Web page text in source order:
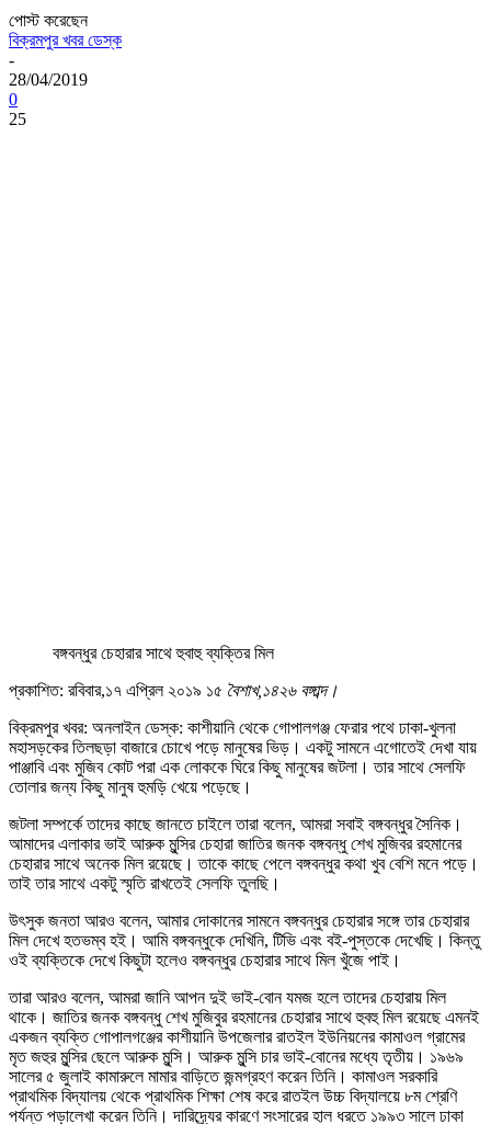
পোস্ট করেছেন
বিক্রমপুর খবর ডেস্ক
-
28/04/2019
0
25
বঙ্গবন্ধুর চেহারার সাথে হুবাহু ব্যক্তির মিল
প্রকাশিত: রবিবার,১৭ এপ্রিল ২০১৯ ১৫ বৈশাখ,১৪২৬ বঙ্গাব্দ।
বিক্রমপুর খবর: অনলাইন ডেস্ক: কাশীয়ানি থেকে গোপালগঞ্জ ফেরার পথে ঢাকা-খুলনা
মহাসড়কের তিলছড়া বাজারে চোখে পড়ে মানুষের ভিড়। একটু সামনে এগোতেই দেখা যায়
পাঞ্জাবি এবং মুজিব কোট পরা এক লোককে ঘিরে কিছু মানুষের জটলা। তার সাথে সেলফি
তোলার জন্য কিছু মানুষ হুমড়ি খেয়ে পড়েছে।
জটলা সম্পর্কে তাদের কাছে জানতে চাইলে তারা বলেন, আমরা সবাই বঙ্গবন্ধুর সৈনিক।
আমাদের এলাকার ভাই আরুক মুন্সির চেহারা জাতির জনক বঙ্গবন্ধু শেখ মুজিবর রহমানের
চেহারার সাথে অনেক মিল রয়েছে। তাকে কাছে পেলে বঙ্গবন্ধুর কথা খুব বেশি মনে পড়ে।
তাই তার সাথে একটু স্মৃতি রাখতেই সেলফি তুলছি।
উৎসুক জনতা আরও বলেন, আমার দোকানের সামনে বঙ্গবন্ধুর চেহারার সঙ্গে তার চেহারার
মিল দেখে হতভম্ব হই। আমি বঙ্গবন্ধুকে দেখিনি, টিভি এবং বই-পুস্তকে দেখেছি। কিন্তু
ওই ব্যক্তিকে দেখে কিছুটা হলেও বঙ্গবন্ধুর চেহারার সাথে মিল খুঁজে পাই।
তারা আরও বলেন, আমরা জানি আপন দুই ভাই-বোন যমজ হলে তাদের চেহারায় মিল
থাকে। জাতির জনক বঙ্গবন্ধু শেখ মুজিবুর রহমানের চেহারার সাথে হুবহু মিল রয়েছে এমনই
একজন ব্যক্তি গোপালগঞ্জের কাশীয়ানি উপজেলার রাতইল ইউনিয়নের কামাওল গ্রামের
মৃত জহুর মুন্সির ছেলে আরুক মুন্সি। আরুক মুন্সি চার ভাই-বোনের মধ্যে তৃতীয়। ১৯৬৯
সালের ৫ জুলাই কামারুলে মামার বাড়িতে জন্মগ্রহণ করেন তিনি। কামাওল সরকারি
প্রাথমিক বিদ্যালয় থেকে প্রাথমিক শিক্ষা শেষ করে রাতইল উচ্চ বিদ্যালয়ে ৮ম শ্রেণি
পর্যন্ত পড়ালেখা করেন তিনি। দারিদ্র্যের কারণে সংসারের হাল ধরতে ১৯৯৩ সালে ঢাকা